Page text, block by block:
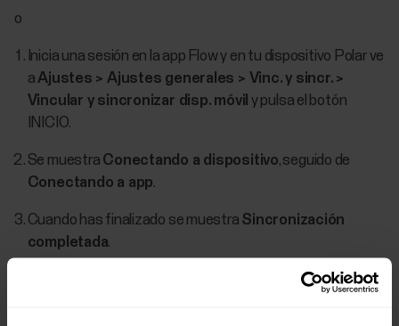
o
Inicia una sesión en la app Flow y en tu dispositivo Polar ve
aAjustes > Ajustes generales > Vinc. y sincr. >
Vincular y sincronizar disp. móvil y pulsa el botón
INICIO.
Se muestra Conectando a dispositivo, seguido de
Conectando a app.
Cuando has finalizado se muestra Sincronización
completada.